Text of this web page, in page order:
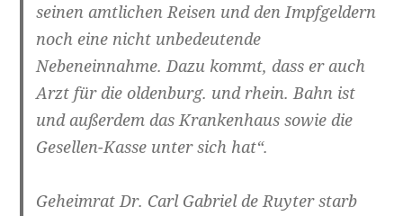
seinen amtlichen Reisen und den Impfgeldern
noch eine nicht unbedeutende
Nebeneinnahme. Dazu kommt, dass er auch
Arzt für die oldenburg. und rhein. Bahn ist
und außerdem das Krankenhaus sowie die
Gesellen-Kasse unter sich hat“.
Geheimrat Dr. Carl Gabriel de Ruyter starb